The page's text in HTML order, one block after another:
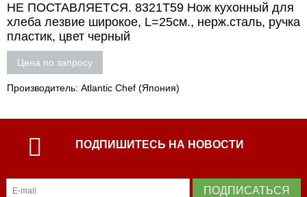
НЕ ПОСТАВЛЯЕТСЯ. 8321T59 Нож кухонный для
хлеба лезвие широкое, L=25см., нерж.сталь, ручка
пластик, цвет черный
Цена по запросу
Производитель: Atlantic Chef (Япония)
ПОДПИШИТЕСЬ НА НОВОСТИ
ПОДПИСАТЬСЯ